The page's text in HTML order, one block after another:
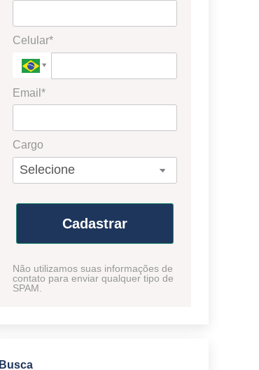
Celular*
Email*
Cargo
Cadastrar
Não utilizamos suas informações de
contato para enviar qualquer tipo de
SPAM.
Busca